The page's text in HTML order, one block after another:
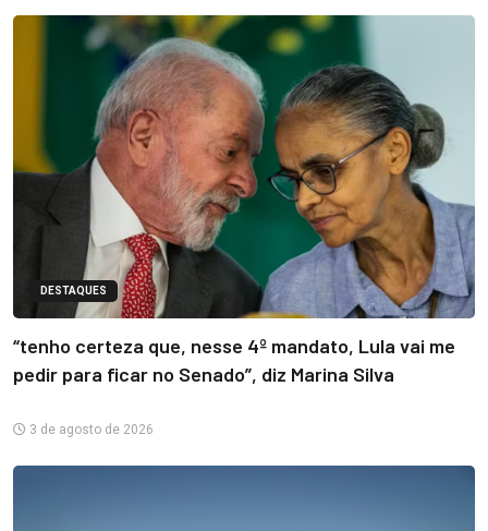
DESTAQUES
“tenho certeza que, nesse 4º mandato, Lula vai me
pedir para ficar no Senado”, diz Marina Silva
3 de agosto de 2026